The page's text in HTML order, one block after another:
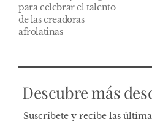
para celebrar el talento
de las creadoras
afrolatinas
Descubre más
Suscríbete y recibe las